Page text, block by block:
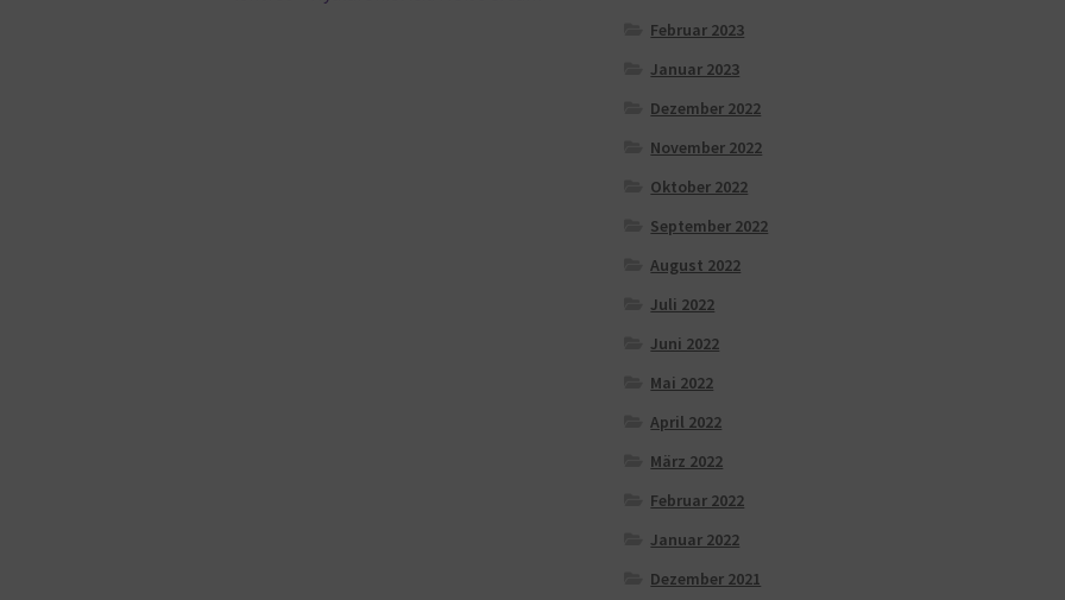
Februar 2023
Januar 2023
Dezember 2022
November 2022
Oktober 2022
September 2022
August 2022
Juli 2022
Juni 2022
Mai 2022
April 2022
März 2022
Februar 2022
Januar 2022
Dezember 2021